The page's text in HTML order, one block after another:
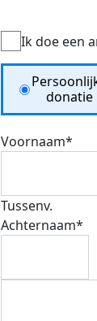
Ik doe een
Donation
donatie
Voornaam*
Tussenv.
Achternaam*